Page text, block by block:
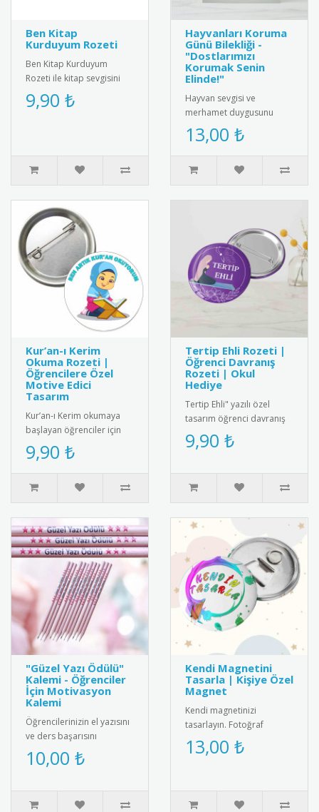
Ben Kitap
Kurduyum Rozeti
Ben Kitap Kurduyum
Rozeti ile kitap sevgisini
teşvik edin! Öğrencilere ve
kitap tutkunlarına özel ta..
9,90 ₺
Hayvanları Koruma
Günü Bilekliği -
"Dostlarımızı
Korumak Senin
Elinde!"
Hayvan sevgisi ve
merhamet duygusunu
pekiştirmek için
tasarlanmış özel bir
hediye kartı ve bileklik ..
13,00 ₺
Kur’an-ı Kerim
Okuma Rozeti |
Öğrencilere Özel
Motive Edici
Tasarım
Kur’an-ı Kerim okumaya
başlayan öğrenciler için
özel olarak tasarlanmış bu
rozet, eğitim sürecini de..
9,90 ₺
Tertip Ehli Rozeti |
Öğrenci Davranış
Rozeti | Okul
Hediye
Tertip Ehli" yazılı özel
tasarım öğrenci davranış
rozeti. Örnek öğrencileri
ödüllendirmek için ideal..
9,90 ₺
"Güzel Yazı Ödülü"
Kalemi - Öğrenciler
İçin Motivasyon
Kalemi
Öğrencilerinizin el yazısını
ve ders başarısını
ödüllendirmek için
mükemmel bir seçenek!
10,00 ₺
Kendi Magnetini
Tasarla | Kişiye Özel
Magnet
Kendi magnetinizi
tasarlayın. Fotoğraf
ekleyin, metin yazın ve
istediğiniz ölçüde kişiye
13,00 ₺